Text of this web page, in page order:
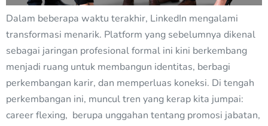
Dalam beberapa waktu terakhir, LinkedIn mengalami
transformasi menarik. Platform yang sebelumnya dikenal
sebagai jaringan profesional formal ini kini berkembang
menjadi ruang untuk membangun identitas, berbagi
perkembangan karir, dan memperluas koneksi. Di tengah
perkembangan ini, muncul tren yang kerap kita jumpai:
career flexing, berupa unggahan tentang promosi jabatan,